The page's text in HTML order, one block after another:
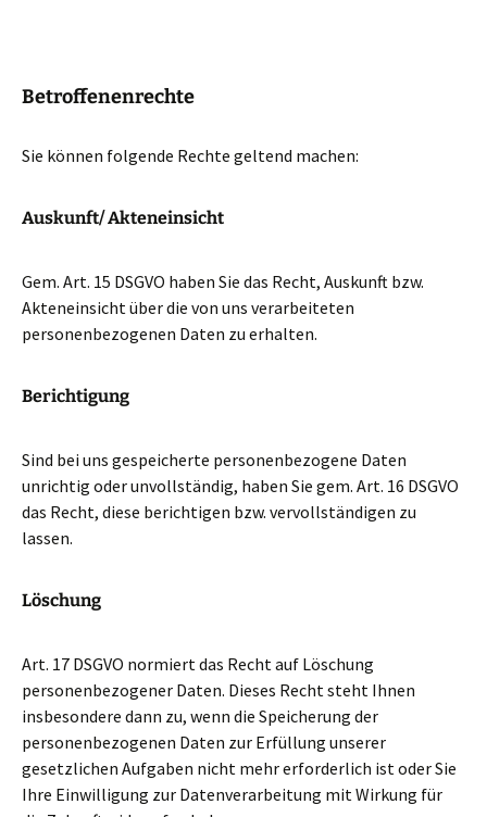
Betroffenenrechte
Sie können folgende Rechte geltend machen:
Auskunft/ Akteneinsicht
Gem. Art. 15 DSGVO haben Sie das Recht, Auskunft bzw.
Akteneinsicht über die von uns verarbeiteten
personenbezogenen Daten zu erhalten.
Berichtigung
Sind bei uns gespeicherte personenbezogene Daten
unrichtig oder unvollständig, haben Sie gem. Art. 16 DSGVO
das Recht, diese berichtigen bzw. vervollständigen zu
lassen.
Löschung
Art. 17 DSGVO normiert das Recht auf Löschung
personenbezogener Daten. Dieses Recht steht Ihnen
insbesondere dann zu, wenn die Speicherung der
personenbezogenen Daten zur Erfüllung unserer
gesetzlichen Aufgaben nicht mehr erforderlich ist oder Sie
Ihre Einwilligung zur Datenverarbeitung mit Wirkung für